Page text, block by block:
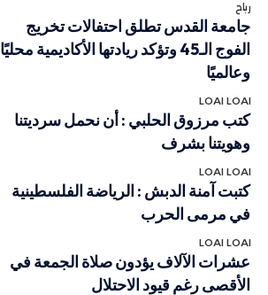
رباح
جامعة القدس تطلق احتفالات تخريج
الفوج الـ45 وتؤكد ريادتها الأكاديمية محليًا
وعالميًا
LOAI LOAI
كتب مرزوق الحلبي : أن نحمل سرديتنا
وهويتنا بشرف
LOAI LOAI
كتبت آمنة الدبش : الرياضة الفلسطينية
في مرمى الحرب
LOAI LOAI
عشرات الآلاف يؤدون صلاة الجمعة في
الأقصى رغم قيود الاحتلال